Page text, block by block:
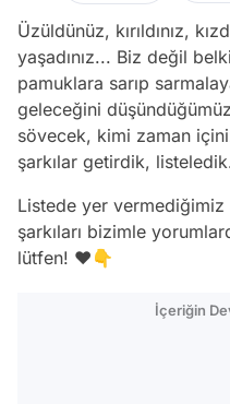
Üzüldünüz, kırıldınız,
yaşadınız... Biz değil
pamuklara sarıp
geleceğini
sövecek, kimi zaman
şarkılar getirdik,
Listede yer
şarkıları bizimle
lütfen! ❤️👇
İçeriğin